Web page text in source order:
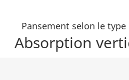
Pansement selon le
Absorption